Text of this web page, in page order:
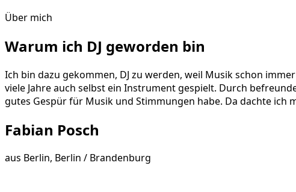
Über mich
Warum ich DJ geworden bin
Ich bin dazu gekommen, DJ zu werden, weil Musik schon
viele Jahre auch selbst ein Instrument gespielt. Durch
gutes Gespür für Musik und Stimmungen habe. Da dachte ich
Fabian Posch
aus Berlin, Berlin / Brandenburg